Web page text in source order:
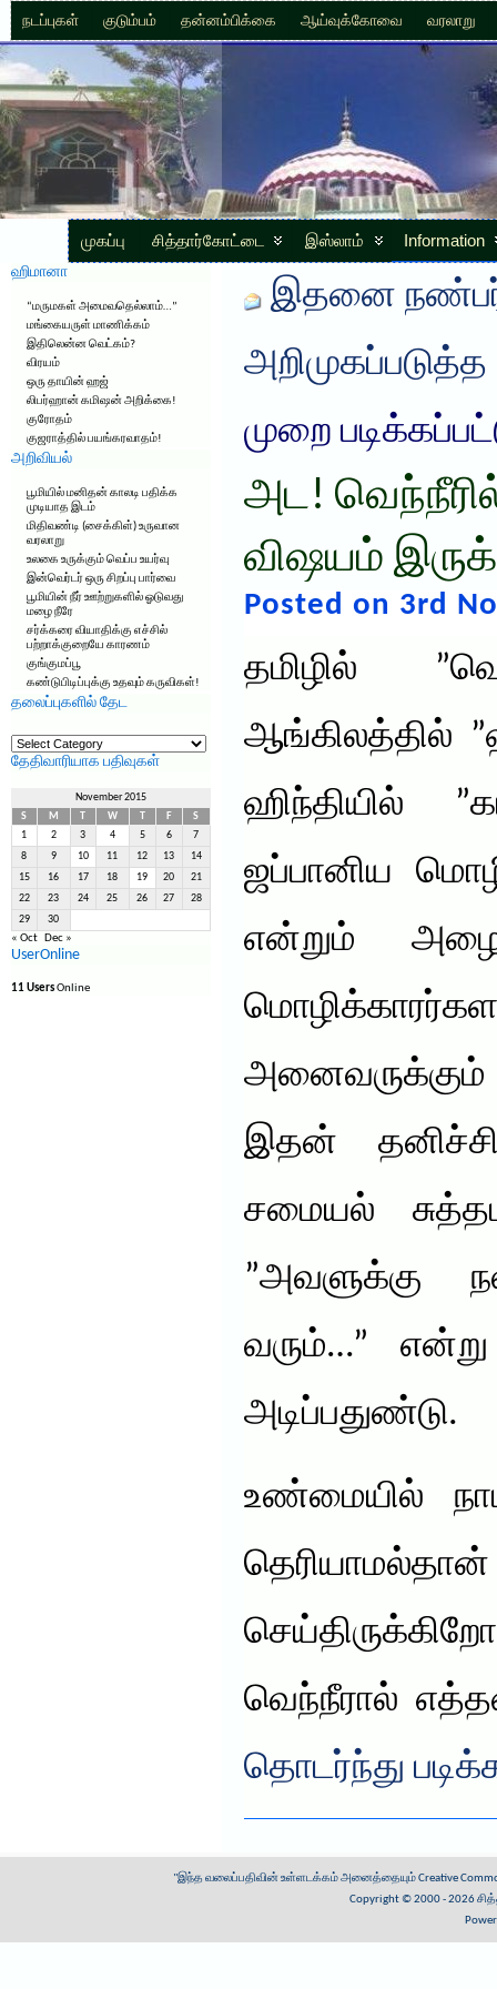
நடப்புகள் குடும்பம் தன்னம்பிக்கை ஆய்வுக்கோவை வரலாறு
முகப்பு சித்தார்கோட்டை இஸ்லாம் Information
ஹிமானா
“மருமகள் அமைவதெல்லாம்…”
மங்கையருள் மாணிக்கம்
இதிலென்ன வெட்கம்?
விரயம்
ஒரு தாயின் ஹஜ்
லிபர்ஹான் கமிஷன் அறிக்கை!
குரோதம்
குஜராத்தில் பயங்கரவாதம்!
அறிவியல்
பூமியில் மனிதன் காலடி பதிக்க
முடியாத இடம்
மிதிவண்டி (சைக்கிள்) உருவான
வரலாறு
உலகை உருக்கும் வெப்ப உயர்வு
இன்வெர்டர் ஒரு சிறப்பு பார்வை
பூமியின் நீர் ஊற்றுகளில் ஓடுவது
மழை நீரே
சர்க்கரை வியாதிக்கு எச்சில்
பற்றாக்குறையே காரணம்
குங்குமப்பூ
கண்டுபிடிப்புக்கு உதவும் கருவிகள்!
தலைப்புகளில் தேட
தலைப்புகளில்
தேட
தேதிவாரியாக பதிவுகள்
November 2015
S
M W F
S
1
2 3 4 5 6 7
8 9 10 11 12 13 14
15 16 17 18 19 20 21
22 23 24 25 26 27 28
29 30
« Oct Dec »
UserOnline
11 UsersOnline
இதனை
அறிமுகப்படுத்த
முறை
அட!
விஷயம்
Posted on 3rd
தமிழில்
ஆங்கிலத்தில்
ஹிந்தியில்
ஜப்பானிய
என்றும்
அனைவருக்கும்
இதன்
சமையல்
”அவளுக்கு
வரும்…”
அடிப்பதுண்டு.
உண்மையில்
வெந்நீரால்
தொடர்ந்து
"இந்த வலைப்பதிவின் உள்ளடக்கம் அனைத்தையும்Creative
Copyright © 2000 - 2026